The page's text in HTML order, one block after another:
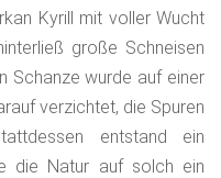
Kyrill mit voller Wucht
große Schneisen
Schanze wurde auf einer
verzichtet, die Spuren
entstand ein
die Natur auf solch ein